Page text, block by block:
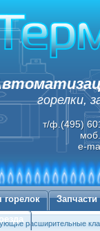
горелки,
т/ф.(495)
e-
горелок
расширительные